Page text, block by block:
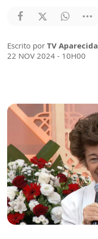
Escrito por TV Aparecida
22 NOV 2024 - 10H00